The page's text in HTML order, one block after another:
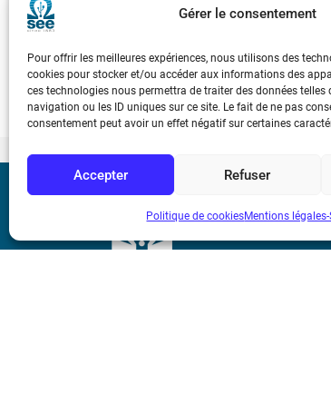
Gérer le consentement
Pour offrir les meilleures expériences, nous utilisons des
cookies pour stocker et/ou accéder aux informations des
ces technologies nous permettra de traiter des données telles
navigation ou les ID uniques sur ce site. Le fait de ne pas
consentement peut avoir un effet négatif sur certaines
Accepter Refuser
Politique de cookiesMentions légales-
Dès 1802, Ampère a l’intuition fulgurante que
sa vie est bouleversée par les résultats d’Œrsted.
résultats et de prouver la véracité de son rêve de
Ampère